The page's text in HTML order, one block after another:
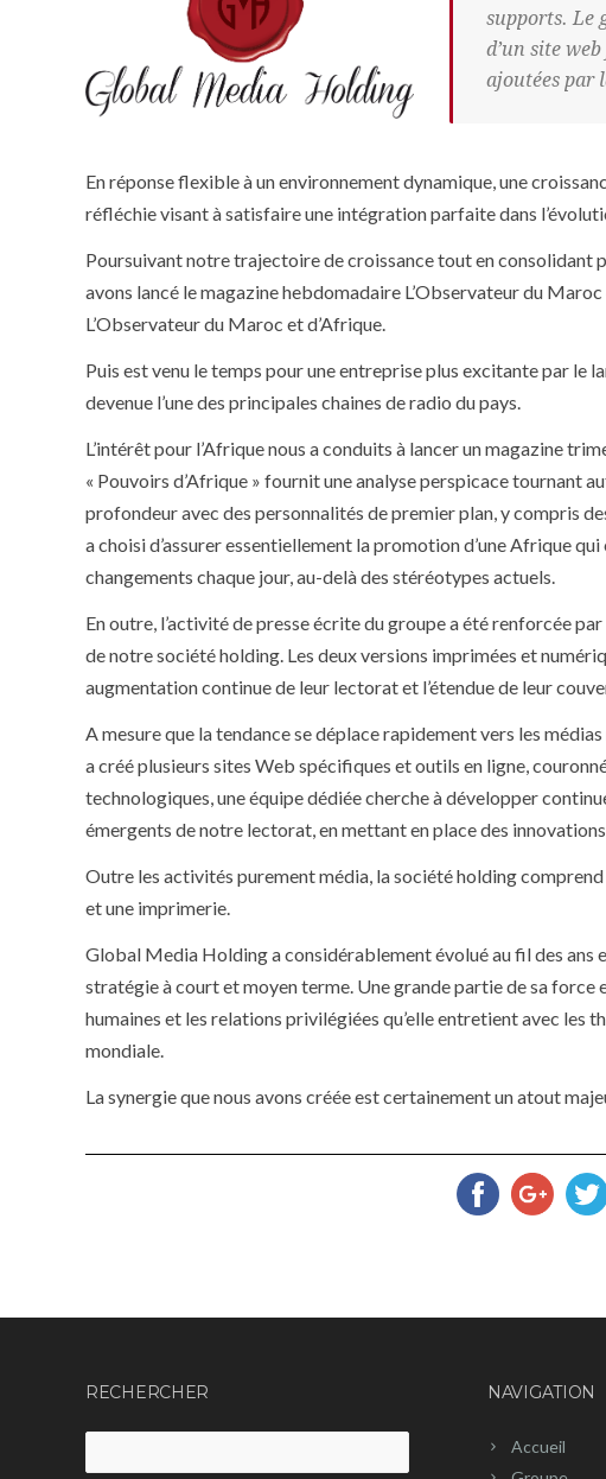
supports. Le
d’un site
ajoutées par
En réponse flexible à un environnement dynamique, une
réfléchie visant à satisfaire une intégration parfaite dans
Poursuivant notre trajectoire de croissance tout en consolidant
avons lancé le magazine hebdomadaire L’Observateur du
L’Observateur du Maroc et d’Afrique.
Puis est venu le temps pour une entreprise plus excitante par le
devenue l’une des principales chaines de radio du pays.
L’intérêt pour l’Afrique nous a conduits à lancer un magazine
« Pouvoirs d’Afrique » fournit une analyse perspicace tournant
profondeur avec des personnalités de premier plan, y compris
a choisi d’assurer essentiellement la promotion d’une Afrique
changements chaque jour, au-delà des stéréotypes actuels.
En outre, l’activité de presse écrite du groupe a été renforcée
de notre société holding. Les deux versions imprimées et
augmentation continue de leur lectorat et l’étendue de leur
A mesure que la tendance se déplace rapidement vers les
a créé plusieurs sites Web spécifiques et outils en ligne,
technologiques, une équipe dédiée cherche à développer
émergents de notre lectorat, en mettant en place des
Outre les activités purement média, la société holding
et une imprimerie.
Global Media Holding a considérablement évolué au fil des ans
stratégie à court et moyen terme. Une grande partie de sa
humaines et les relations privilégiées qu’elle entretient avec
mondiale.
La synergie que nous avons créée est certainement un atout
RECHERCHER NAVIGATION
Accueil